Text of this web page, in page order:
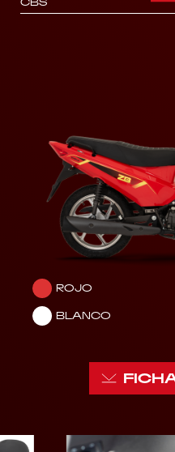
ROJO
BLANCO